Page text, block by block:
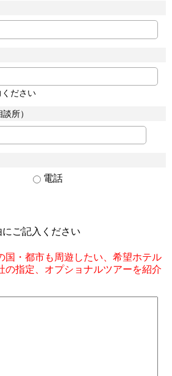
ださい
所）
電話
ご記入ください
・都市も周遊したい、希望ホテル
の指定、オプショナルツアーを紹介